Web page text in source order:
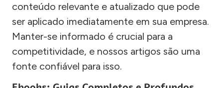
conteúdo relevante e atualizado que pode
ser aplicado imediatamente em sua empresa.
Manter-se informado é crucial para a
competitividade, e nossos artigos são uma
fonte confiável para isso.